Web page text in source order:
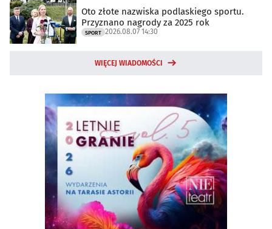
Oto złote nazwiska podlaskiego sportu.
Przyznano nagrody za 2025 rok
SPORT 2026.08.07 14:30
WIĘCEJ WIADOMOŚCI